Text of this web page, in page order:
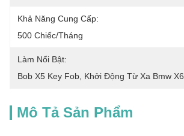
Khả Năng Cung Cấp:
500 Chiếc/tháng
Làm Nổi Bật:
Bob X5 Key Fob Khởi Động Từ Xa Bmw X6
Mô Tả Sản Phẩm